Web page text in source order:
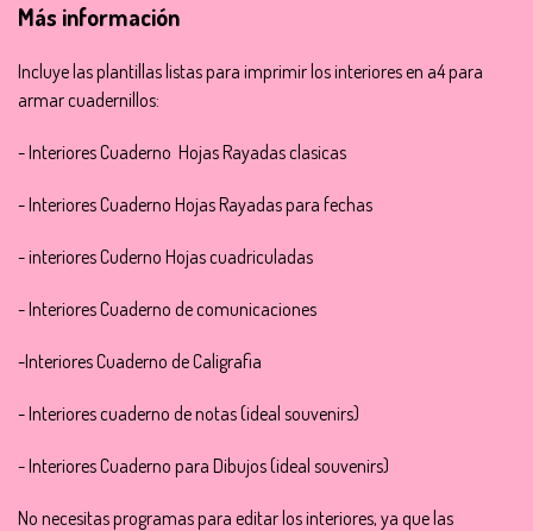
Más información
Incluye las plantillas listas para imprimir los interiores en a4 para
armar cuadernillos:
- Interiores Cuaderno Hojas Rayadas clasicas
- Interiores Cuaderno Hojas Rayadas para fechas
- interiores Cuderno Hojas cuadriculadas
- Interiores Cuaderno de comunicaciones
-Interiores Cuaderno de Caligrafia
- Interiores cuaderno de notas (ideal souvenirs)
- Interiores Cuaderno para Dibujos (ideal souvenirs)
No necesitas programas para editar los interiores, ya que las